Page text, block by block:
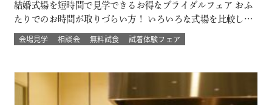
結婚式場を短時間で見学できるお得なブライダルフェア おふ
たりでのお時間が取りづらい方！ いろいろな式場を比較した
い方！ 結婚式のイメージが決まってない方！にもおすすめな
ツアーです☆ 自然の中でアットホームに、空の雰囲気を感じ
チャンス！！ このフェ…
会場見学 相談会 無料試食 試着体験フェア